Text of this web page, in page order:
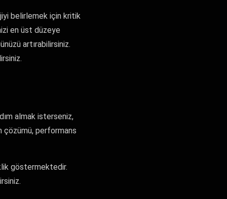
belirlemek için kritik
en üst düzeye
artırabilirsiniz.
almak isterseniz,
çözümü, performans
göstermektedir.